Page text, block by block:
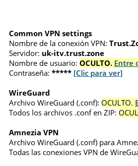
Common VPN settings
Nombre de la conexión VPN:
Servidor: uk-itv.trust.zone
Nombre de usuario: OCULTO. Entre
Contraseña: ***** [Clic para ver]
WireGuard
Archivo WireGuard (.conf): OCULTO.
Todos los archivos .conf en ZIP:
Amnezia VPN
Archivo WireGuard (.conf) para
Todas las conexiones VPN de